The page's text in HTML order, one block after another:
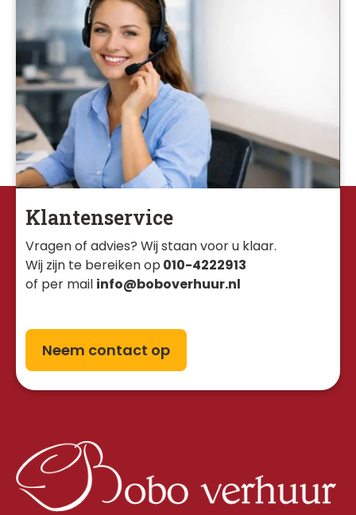
Klantenservice
Vragen of advies? Wij staan voor u klaar.
Wij zijn te bereiken op 010-4222913
of per mail info@boboverhuur.nl
Neem contact op